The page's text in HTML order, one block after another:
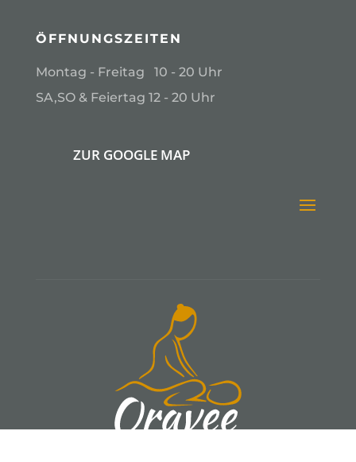
ÖFFNUNGSZEITEN
Montag - Freitag 10 - 20 Uhr
SA,SO & Feiertag 12 - 20 Uhr
ZUR GOOGLE MAP